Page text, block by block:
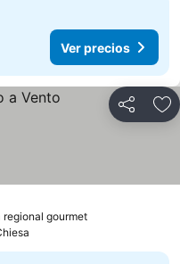
Ver precios
Compartir
regional gourmet